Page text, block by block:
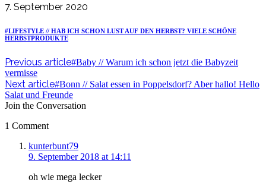
7. September 2020
#LIFESTYLE // HAB ICH SCHON LUST AUF DEN HERBST? VIELE SCHÖNE
HERBSTPRODUKTE
Previous article#Baby // Warum ich schon jetzt die Babyzeit
vermisse
Next article#Bonn // Salat essen in Poppelsdorf? Aber hallo! Hello
Salat und Freunde
Join the Conversation
1 Comment
says:
kunterbunt79
9. September 2018 at 14:11
oh wie mega lecker